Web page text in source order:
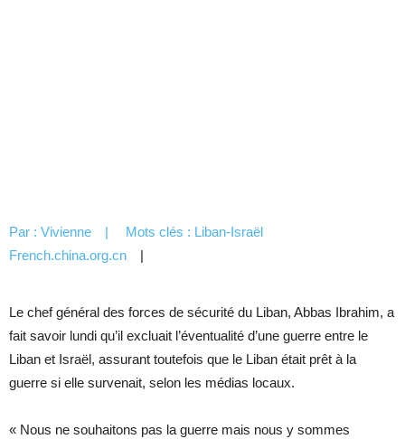
Par : Vivienne | Mots clés : Liban-Israël
French.china.org.cn |
Le chef général des forces de sécurité du Liban, Abbas Ibrahim, a
fait savoir lundi qu’il excluait l’éventualité d’une guerre entre le
Liban et Israël, assurant toutefois que le Liban était prêt à la
guerre si elle survenait, selon les médias locaux.
« Nous ne souhaitons pas la guerre mais nous y sommes